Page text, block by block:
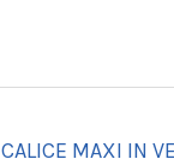
CALICE MAXI IN